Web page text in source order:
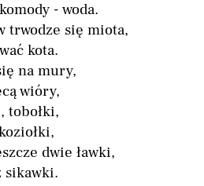
- woda.
trwodze się miota,
kota.
na mury,
wióry,
tobołki,
dwie ławki,
sikawki.